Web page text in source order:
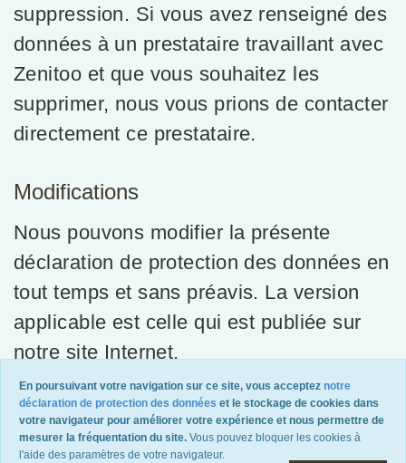
suppression. Si vous avez renseigné des
données à un prestataire travaillant avec
Zenitoo et que vous souhaitez les
supprimer, nous vous prions de contacter
directement ce prestataire.
Modifications
Nous pouvons modifier la présente
déclaration de protection des données en
tout temps et sans préavis. La version
applicable est celle qui est publiée sur
notre site Internet.
Le 1er septembre 2023
En poursuivant votre navigation sur ce site, vous acceptez notre
déclaration de protection des données et le stockage de cookies dans
votre navigateur pour améliorer votre expérience et nous permettre de
mesurer la fréquentation du site. Vous pouvez bloquer les cookies à
l'aide des paramètres de votre navigateur.